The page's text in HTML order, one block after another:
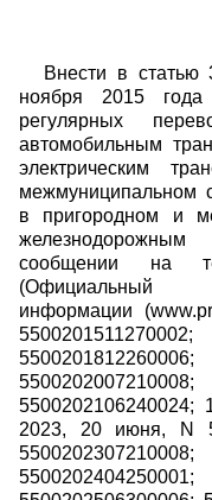
Внести в статью
ноября 2015
регулярных
автомобильным
электрическим
межмуниципальном
в пригородном и
сообщении на
(Официальный
информации
5500202106240024;
2023, 20 июня, N